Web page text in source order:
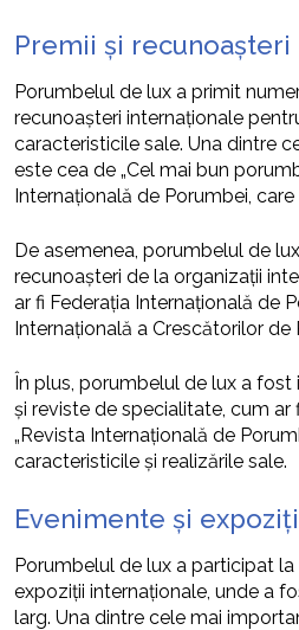
Premii și
Porumbelul de lux a primit
recunoașteri internaționale
caracteristicile sale. Una dintre
este cea de „Cel mai bun
Internațională de Porumbei,
De asemenea, porumbelul de
recunoașteri de la organizații
ar fi Federația Internațională de
Internațională a Crescătorilor de
În plus, porumbelul de lux a fost
și reviste de specialitate, cum ar
„Revista Internațională de
caracteristicile și realizările sale.
Evenimente și
Porumbelul de lux a participat
expoziții internaționale, unde a
larg. Una dintre cele mai